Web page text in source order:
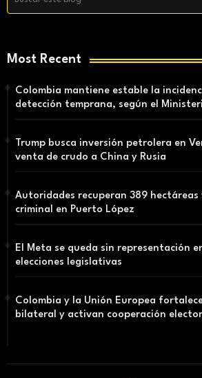
Most Recent
Colombia mantiene estable la
detección temprana, según el
Trump busca inversión petrolera en
venta de crudo a China y Rusia
Autoridades recuperan 389 hectáreas
criminal en Puerto López
El Meta se queda sin representación
elecciones legislativas
Colombia y la Unión Europea
bilateral y activan cooperación